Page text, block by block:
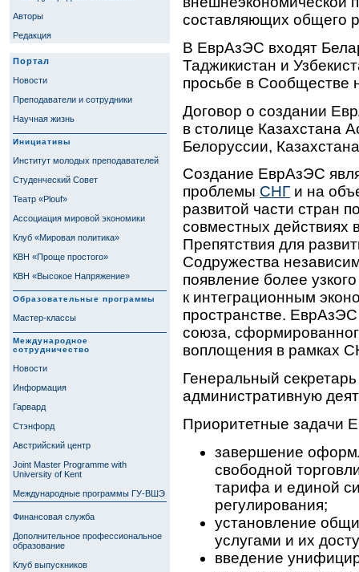
Авторы
Редакция
Портал
Новости
Преподаватели и сотрудники
Научная жизнь
Инициативы
Институт молодых преподавателей
Студенческий Совет
Театр «Plouf»
Ассоциация мировой экономики
Клуб «Мировая политика»
КВН «Проще простого»
КВН «Высокое Напряжение»
Образовательные программы
Мастер-классы
Международное
сотрудничество
Новости
Информация
Гарвард
Стэнфорд
Австрийский центр
Joint Master Programme with
University of Kent
Международные программы ГУ-ВШЭ
Финансовая служба
Дополнительное профессиональное
образование
Клуб выпускников
составляющих общего
В ЕврАзЭС входят
Таджикистан и
просьбе в Сообществе
Договор о создании
в столице Казахстана
Белоруссии,
Создание ЕврАзЭС
проблемы СНГ и на
развитой части стран
совместных действиях
Препятствия для
Содружества
появление более
к интеграционным
пространстве.
союза,
воплощения в рамках
Генеральный
административную
Приоритетные задачи
завершение
свободной
тарифа и единой
регулирования;
установление
услугами и их
введение